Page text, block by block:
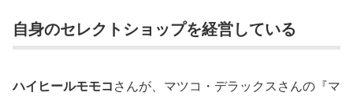
自身のセレクトショップを経営している
ハイヒールモモコさんが、マツコ・デラックスさんの『マ